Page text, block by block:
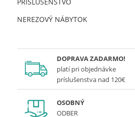
NEREZOVÝ NÁBYTOK
DOPRAVA ZADARMO!
platípri objednávke
príslušenstva nad 120€
OSOBNÝ
ODBER